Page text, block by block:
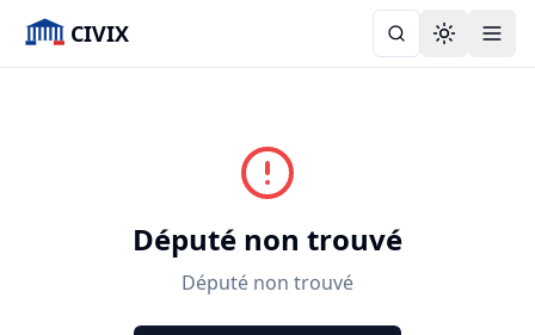
CIVIX Toggle
Député non trouvé
Député non trouvé